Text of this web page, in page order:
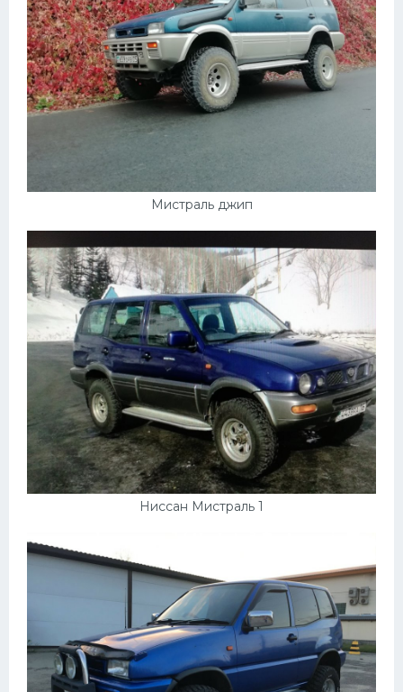
Мистраль джип
Ниссан Мистраль 1